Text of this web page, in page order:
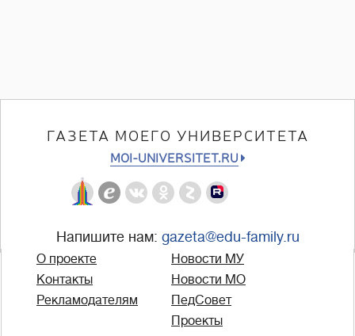
ГАЗЕТА МОЕГО УНИВЕРСИТЕТА
MOI-UNIVERSITET.RU
Напишите нам: gazeta@edu-family.ru
О проекте
Контакты
Рекламодателям
Новости МУ
Новости МО
ПедСовет
Проекты